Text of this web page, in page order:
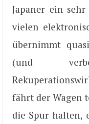
Japaner ein
vielen
übernimmt
(und
fährt der Wagen
die Spur halten,